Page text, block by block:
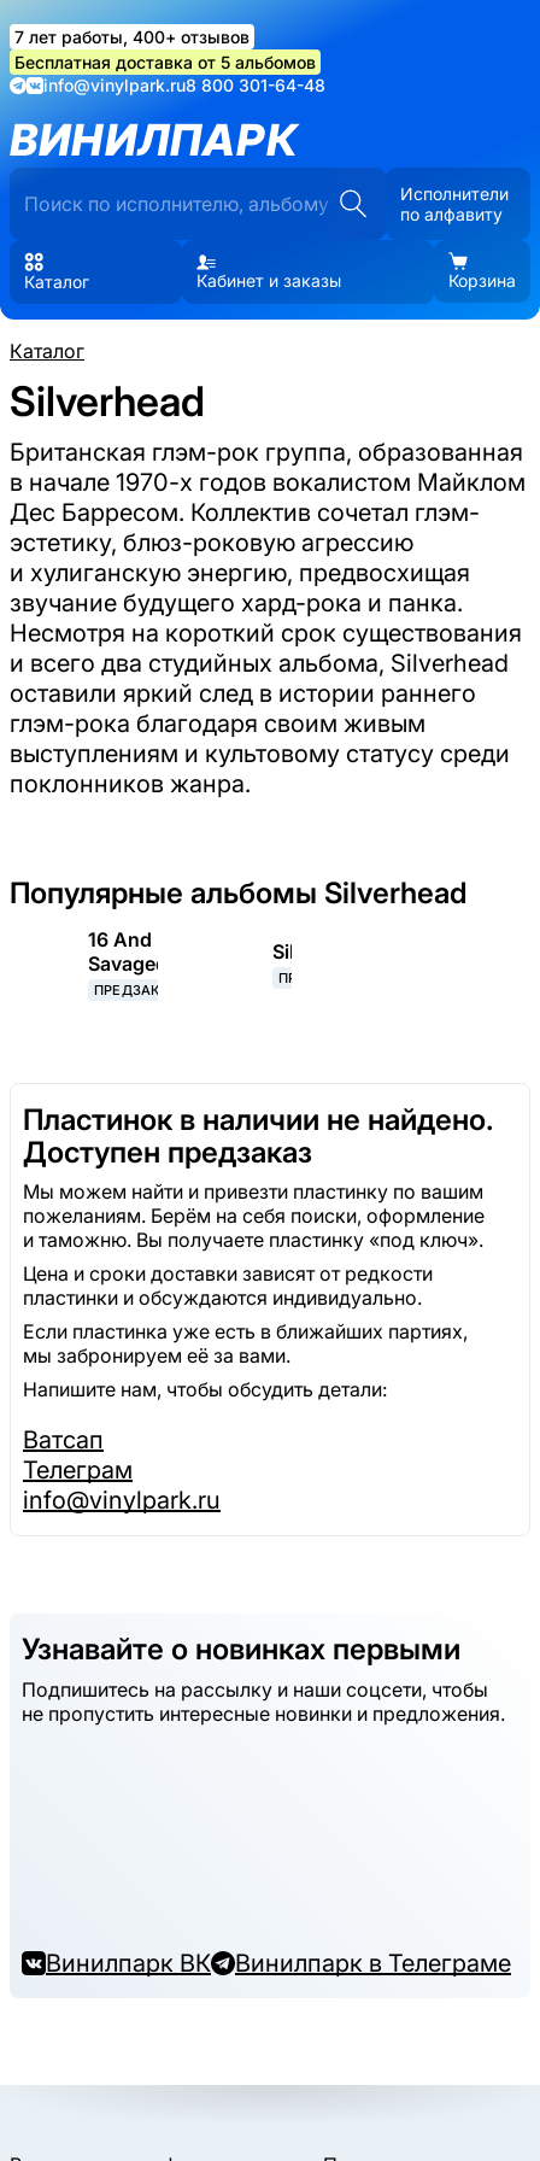
7 лет работы, 400+ отзывов
Бесплатная доставка от 5 альбомов
info@vinylpark.ru8 800 301-64-48
ВИНИЛПАРК
Исполнители
по алфавиту
Каталог Кабинет и заказы Корзина
Каталог
Silverhead
Британская глэм-рок группа, образованная
в начале 1970-х годов вокалистом Майклом
Дес Барресом. Коллектив сочетал глэм-
эстетику, блюз-роковую агрессию
и хулиганскую энергию, предвосхищая
звучание будущего хард-рока и панка.
Несмотря на короткий срок существования
и всего два студийных альбома, Silverhead
оставили яркий след в истории раннего
глэм-рока благодаря своим живым
выступлениям и культовому статусу среди
поклонников жанра.
Популярные альбомы Silverhead
16 And
Savaged
ПРЕДЗАКАЗ
Silverhead
ПРЕДЗАКАЗ
Пластинок в наличии не найдено.
Доступен предзаказ
Мы можем найти и привезти пластинку по вашим
пожеланиям. Берём на себя поиски, оформление
и таможню. Вы получаете пластинку «под ключ».
Цена и сроки доставки зависят от редкости
пластинки и обсуждаются индивидуально.
Если пластинка уже есть в ближайших партиях,
мы забронируем её за вами.
Напишите нам, чтобы обсудить детали:
Ватсап
Телеграм
info@vinylpark.ru
Узнавайте о новинках первыми
Подпишитесь на рассылку и наши соцсети, чтобы
не пропустить интересные новинки и предложения.
Винилпарк ВК Винилпарк в Телеграме